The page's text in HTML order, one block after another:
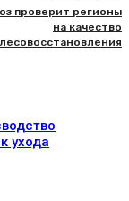
проверит регионы
на качество
лесовосстановления
ухода